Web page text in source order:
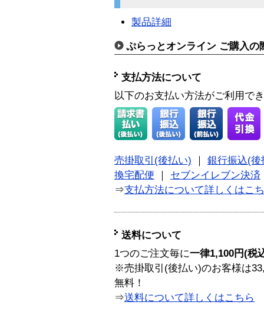
製品詳細
ぷらっとオンライン ご購入の
支払方法について
以下のお支払い方法がご利用で
売掛取引(後払い)
銀行振込(後
換宅配便
セブンイレブン決済
⇒支払方法について詳しくはこ
送料について
1つのご注文毎に一律1,100円(税
※売掛取引(後払い)のお客様は
無料！
⇒送料について詳しくはこちら